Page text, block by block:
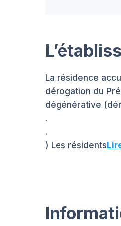
La résidence
dérogation du
dégénérative
.
.
) Les résidents